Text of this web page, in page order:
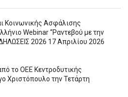
Κοινωνικής Ασφάλισης
Webinar “Ραντεβού με την
2026 17 Απριλίου 2026
το ΟΕΕ Κεντροδυτικής
Χριστόπουλο την Τετάρτη